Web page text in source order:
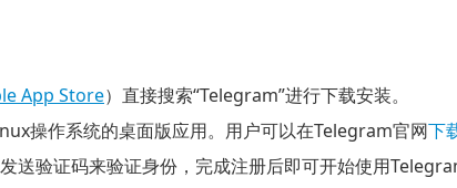
App Store）直接搜索“Telegram”进行下载安装。
操作系统的桌面版应用。用户可以在Telegram官网下
送验证码来验证身份，完成注册后即可开始使用